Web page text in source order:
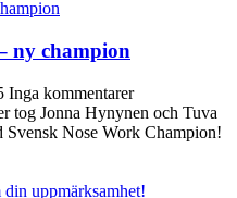
ny champion
Inga kommentarer
tog Jonna Hynynen och Tuva
Svensk Nose Work Champion!